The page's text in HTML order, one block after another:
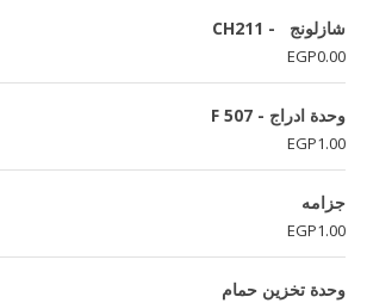
شازلونج - CH211
EGP0.00
وحدة ادراج - F 507
EGP1.00
جزامه
EGP1.00
وحدة تخزين حمام